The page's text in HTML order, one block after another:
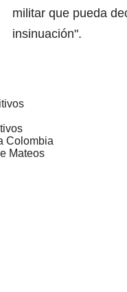
militar que pueda
insinuación".
Colombia
Mateos